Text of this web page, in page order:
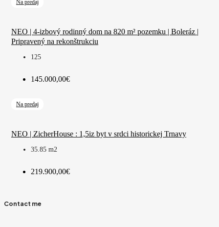
Na predaj
NEO | 4-izbový rodinný dom na 820 m² pozemku | Boleráz |
Pripravený na rekonštrukciu
145.000,00€
125
Na predaj
NEO | ZicherHouse : 1,5iz byt v srdci historickej Trnavy
219.900,00€
35.85 m2
Contact me